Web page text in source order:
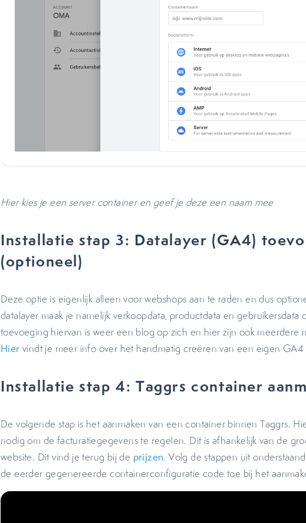
Hier kies je een server container en geef je deze een naam mee
Installatie stap 3: Datalayer (GA4)
(optioneel)
Deze optie is eigenlijk alleen voor webshops aan te raden en dus
datalayer maak je namelijk verkoopdata, productdata en gebruikersdata
toevoeging hiervan is weer een blog op zich en hier zijn ook meerdere
Hier vindt je meer info over het handmatig creëren van een eigen GA4
Installatie stap 4: Taggrs container
De volgende stap is het aanmaken van een container binnen Taggrs.
nodig om de facturatiegegevens te regelen. Dit is afhankelijk van de
website. Dit vind je terug bij de prijzen. Volg de stappen uit
de eerder gegenereerde containerconfiguratie code toe bij het